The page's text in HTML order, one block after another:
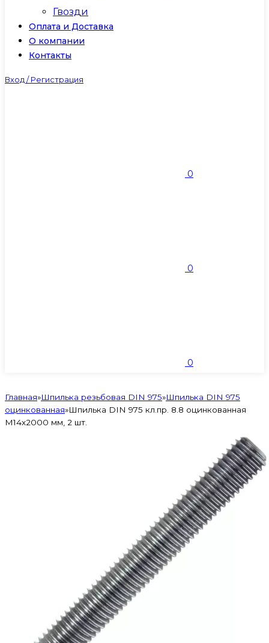
Гвозди
Оплата и Доставка
О компании
Контакты
Вход / Регистрация
0
0
0
Главная»Шпилька резьбовая DIN 975»Шпилька DIN 975
оцинкованная»Шпилька DIN 975 кл.пр. 8.8 оцинкованная
M14х2000 мм, 2 шт.